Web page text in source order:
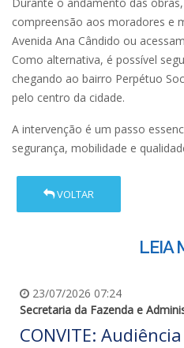
compreensão aos moradores e
Avenida Ana Cândido ou
Como alternativa, é possível
chegando ao bairro Perpétuo
pelo centro da cidade.
A intervenção é um passo
segurança, mobilidade e
VOLTAR
LEIA
23/07/2026 07:24
Secretaria da Fazenda e
CONVITE: